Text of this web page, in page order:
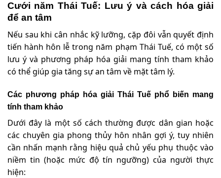
Cưới năm Thái Tuế: Lưu ý và cách hóa giải
để an tâm
Nếu sau khi cân nhắc kỹ lưỡng, cặp đôi vẫn quyết định
tiến hành hôn lễ trong năm phạm Thái Tuế, có một số
lưu ý và phương pháp hóa giải mang tính tham khảo
có thể giúp gia tăng sự an tâm về mặt tâm lý.
Các phương pháp hóa giải Thái Tuế phổ biến mang
tính tham khảo
Dưới đây là một số cách thường được dân gian hoặc
các chuyên gia phong thủy hôn nhân gợi ý, tuy nhiên
cần nhấn mạnh rằng hiệu quả chủ yếu phụ thuộc vào
niềm tin (hoặc mức độ tín ngưỡng) của người thực
hiện: